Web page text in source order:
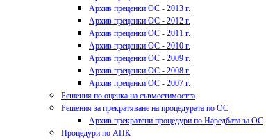
Архив преценки ОС - 2013 г.
Архив преценки ОС - 2012 г.
Архив преценки ОС - 2011 г.
Архив преценки ОС - 2010 г.
Архив преценки ОС - 2009 г.
Архив преценки ОС - 2008 г.
Архив преценки ОС - 2007 г.
Решения по оценка на съвместимостта
Решения за прекратяване на процедурата по ОС
Архив прекратени процедури по Наредбата за ОС
Процедури по АПК